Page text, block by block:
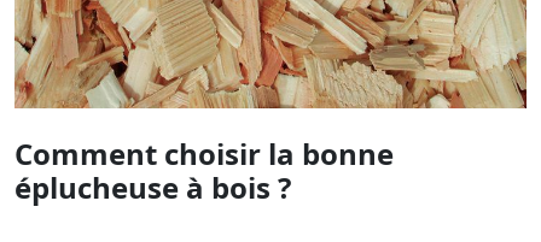
Comment choisir la bonne
éplucheuse à bois ?